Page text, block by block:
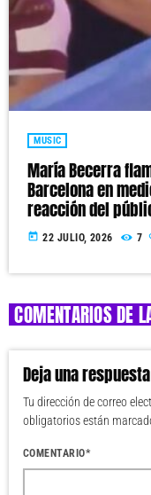
MUSIC
María Becerra
Barcelona en
reacción del
today 22 JULIO, 2026 7
COMENTARIOS DE
Deja una respuesta
Tu dirección de correo
obligatorios están
COMENTARIO*